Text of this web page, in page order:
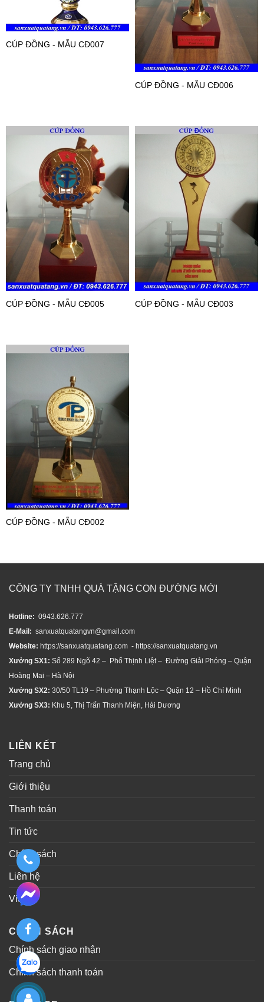
CÚP ĐỒNG - MẪU CĐ007
CÚP ĐỒNG - MẪU CĐ006
CÚP ĐỒNG - MẪU CĐ005 CÚP ĐỒNG - MẪU CĐ003
CÚP ĐỒNG - MẪU CĐ002
CÔNG TY TNHH QUÀ TẶNG CON ĐƯỜNG MỚI
Hotline: 0943.626.777
E-Mail: sanxuatquatangvn@gmail.com
Website: https://sanxuatquatang.com - https://sanxuatquatang.vn
Xưởng SX1: Số 289 Ngõ 42 – Phố Thịnh Liệt – Đường Giải Phóng – Quận
Hoàng Mai – Hà Nội
Xưởng SX2: 30/50 TL19 – Phường Thạnh Lộc – Quận 12 – Hồ Chí Minh
Xưởng SX3: Khu 5, Thị Trấn Thanh Miện, Hải Dương
LIÊN KẾT
Trang chủ
Giới thiệu
Thanh toán
Tin tức
Chính sách
Liên hệ
Video
CHÍNH SÁCH
Chính sách giao nhận
Chính sách thanh toán